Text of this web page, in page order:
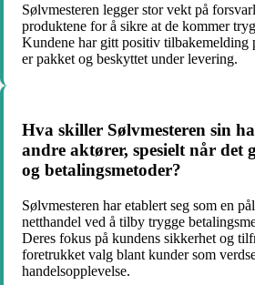
Sølvmesteren legger stor vekt på
produktene for å sikre at de kommer
Kundene har gitt positiv tilbakemelding
er pakket og beskyttet under levering.
Hva skiller Sølvmesteren sin
andre aktører, spesielt når det
og betalingsmetoder?
Sølvmesteren har etablert seg som en
netthandel ved å tilby trygge
Deres fokus på kundens sikkerhet og
foretrukket valg blant kunder som
handelsopplevelse.